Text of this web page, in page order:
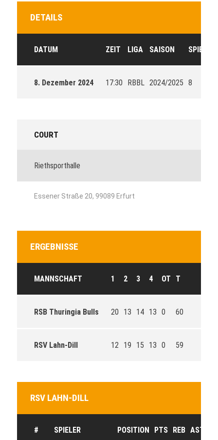
DETAILS
DATUM ZEIT LIGA SAISON
8. Dezember 2024 17:30 RBBL 2024/2025 8
COURT
Riethsporthalle
Essener Straße 20, 99089 Erfurt
ERGEBNISSE
MANNSCHAFT 1 2 3 4 OT T
RSB Thuringia Bulls 20 13 14 13 0 60
RSV Lahn-Dill 12 19 15 13 0 59
RSV LAHN-DILL
# SPIELER POSITION PTS REB AST